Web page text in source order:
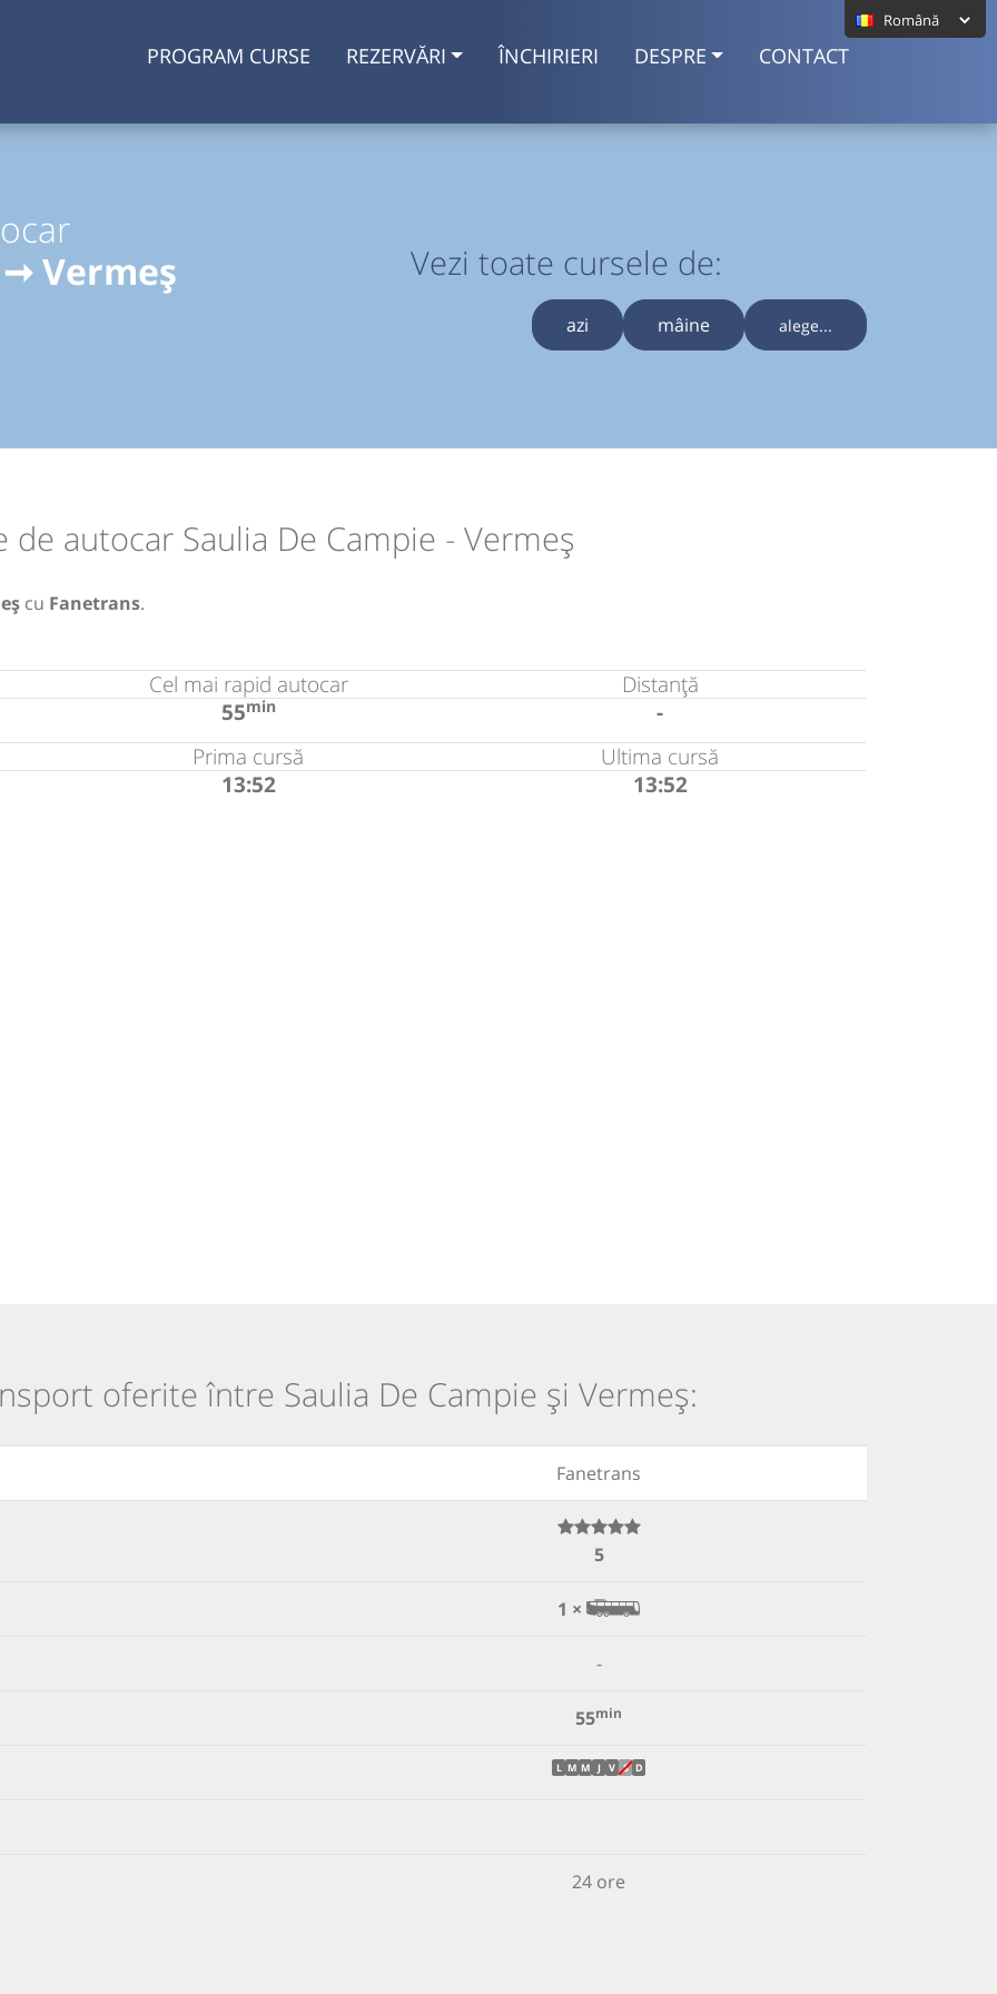
PROGRAM CURSE REZERVĂRI ÎNCHIRIERI DESPRE CONTACT
Vermeș
Vezi toate cursele de:
azi mâine alege...
de autocar Saulia De Campie - Vermeș
cu Fanetrans.
Cel mai rapid autocar
55min
Distanță
-
Prima cursă
13:52
Ultima cursă
13:52
oferite între Saulia De Campie și Vermeș:
Fanetrans
5
1 ×
-
55min
L M M J V S D
24 ore